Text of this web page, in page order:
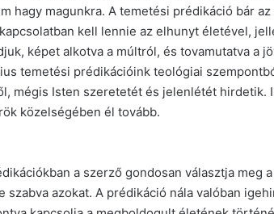
hagy magunkra. A temetési prédikáció bár
kell lennie az elhunyt életével,
képet alkotva a múltról, és tovamutatva a
temetési prédikációink teológiai
mégis Isten szeretetét és jelenlétét hirdetik.
közelségében él tovább.
a szerző gondosan választja meg
szabva azokat. A prédikáció nála valóban